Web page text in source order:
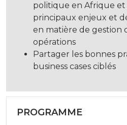
politique en Afrique
principaux enjeux et
en matière de gestion
opérations
Partager les bonnes
business cases ciblés
PROGRAMME